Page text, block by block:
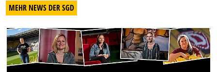
MEHR NEWS DER SGD